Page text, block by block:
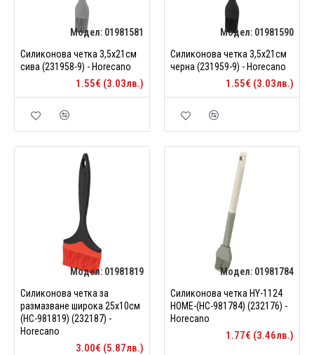
Модел: 01981581
Силиконова четка 3,5x21см
сива (231958-9) - Horecano
1.55€ (3.03лв.)
Модел: 01981590
Силиконова четка 3,5x21см
черна (231959-9) - Horecano
1.55€ (3.03лв.)
Модел: 01981819
Силиконова четка за
размазване широка 25x10см
(HC-981819) (232187) -
Horecano
3.00€ (5.87лв.)
Модел: 01981784
Силиконова четка HY-1124
HOME-(HC-981784) (232176) -
Horecano
1.77€ (3.46лв.)